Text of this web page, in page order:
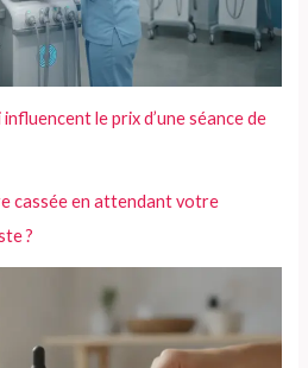
le prix d’une séance de
cassée en attendant votre
?